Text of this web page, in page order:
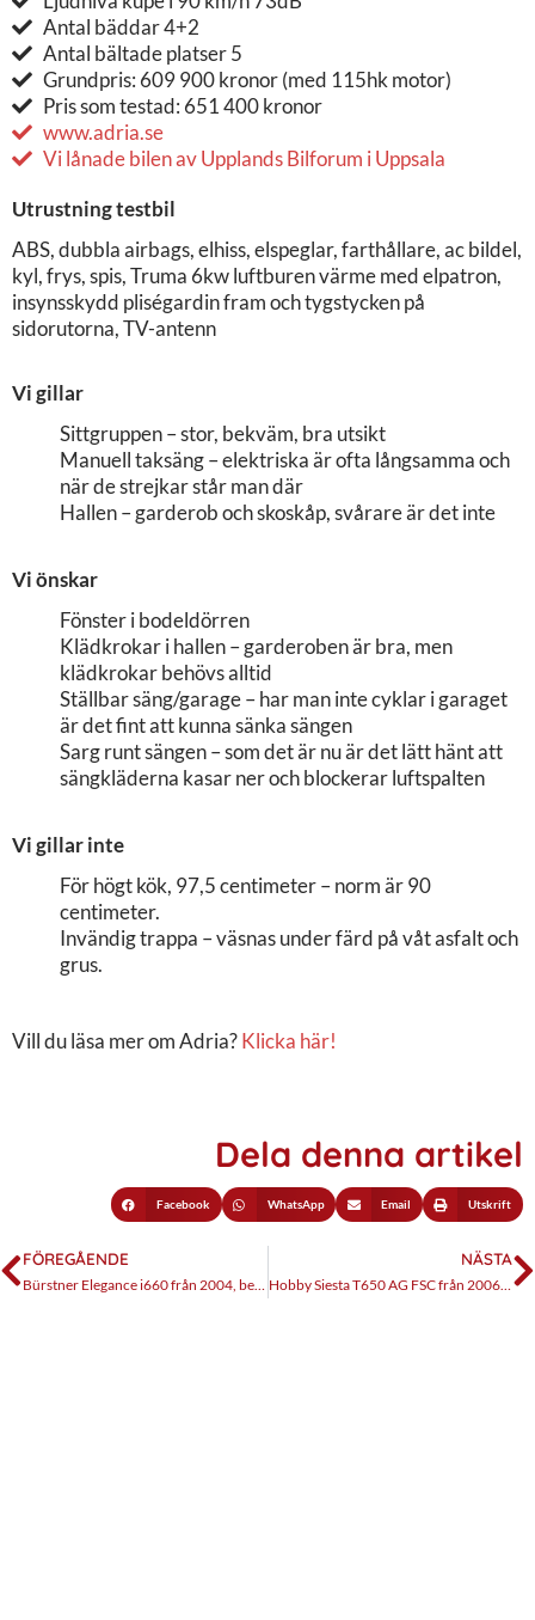
Antal bäddar 4+2
Antal bältade platser 5
Grundpris: 609 900 kronor (med 115hk motor)
Pris som testad: 651 400 kronor
www.adria.se
Vi lånade bilen av Upplands Bilforum i Uppsala
Utrustning testbil
ABS, dubbla airbags, elhiss, elspeglar, farthållare, ac bildel,
kyl, frys, spis, Truma 6kw luftburen värme med elpatron,
insynsskydd pliségardin fram och tygstycken på
sidorutorna, TV-antenn
Vi gillar
Sittgruppen – stor, bekväm, bra utsikt
Manuell taksäng – elektriska är ofta långsamma och
när de strejkar står man där
Hallen – garderob och skoskåp, svårare är det inte
Vi önskar
Fönster i bodeldörren
Klädkrokar i hallen – garderoben är bra, men
klädkrokar behövs alltid
Ställbar säng/garage – har man inte cyklar i garaget
är det fint att kunna sänka sängen
Sarg runt sängen – som det är nu är det lätt hänt att
sängkläderna kasar ner och blockerar luftspalten
Vi gillar inte
För högt kök, 97,5 centimeter – norm är 90
centimeter.
Invändig trappa – väsnas under färd på våt asfalt och
grus.
Vill du läsa mer om Adria?Klicka här!
Dela denna artikel
Facebook WhatsApp Email Utskrift
FÖREGÅENDE
Bürstner Elegance i660 från 2004, begagnattest
NÄSTA
Hobby Siesta T650 AG FSC från 2006, begagnattest